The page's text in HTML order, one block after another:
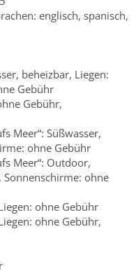
englisch, spanisch,
beheizbar, Liegen:
Gebühr
Gebühr,
Meer“: Süßwasser,
ohne Gebühr
Meer“: Outdoor,
Sonnenschirme: ohne
ohne Gebühr
ohne Gebühr,